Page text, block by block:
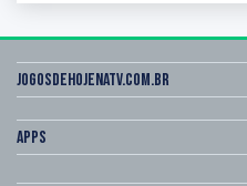
Jogosdehojenatv.com.br
Apps